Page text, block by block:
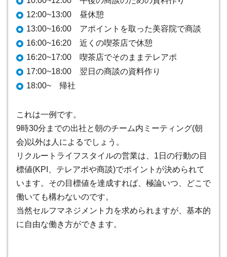
12:00~13:00 昼休憩
13:00~16:00 アポイントを取った美容院で商談
16:00~16:20 近くの喫茶店で休憩
16:20~17:00 喫茶店でそのままテレアポ
17:00~18:00 翌日の商談の資料作り
18:00~ 帰社
これは一例です。
9時30分までの出社と朝のチーム内ミーティング(朝
会)以外は人によるでしょう。
リクルートライフスタイルの営業は、1日の行動の目
標値(KPI、テレアポや商談)でポイントが決められて
います。その目標値を達成すれば、極論いつ、どこで
働いても構わないのです。
当然セルフマネジメント力を求められますが、基本的
に自由な働き方ができます。